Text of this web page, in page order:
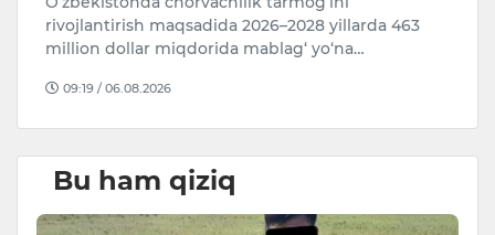
rivojlantirish maqsadida 2026–2028 yillarda 463
million dollar miqdorida mablag‘ yo‘na…
09:19 / 06.08.2026
Bu ham qiziq